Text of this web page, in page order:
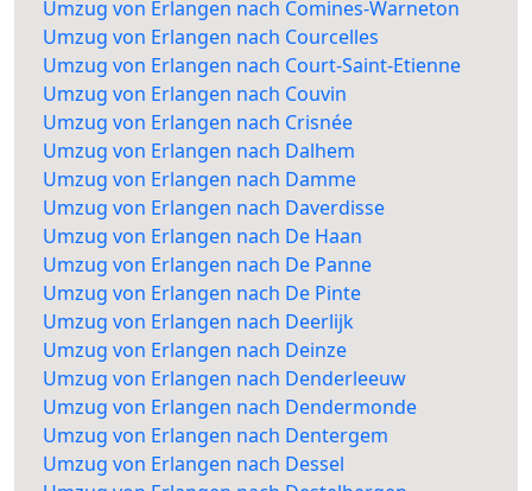
Umzug von Erlangen nach Comines-Warneton
Umzug von Erlangen nach Courcelles
Umzug von Erlangen nach Court-Saint-Etienne
Umzug von Erlangen nach Couvin
Umzug von Erlangen nach Crisnée
Umzug von Erlangen nach Dalhem
Umzug von Erlangen nach Damme
Umzug von Erlangen nach Daverdisse
Umzug von Erlangen nach De Haan
Umzug von Erlangen nach De Panne
Umzug von Erlangen nach De Pinte
Umzug von Erlangen nach Deerlijk
Umzug von Erlangen nach Deinze
Umzug von Erlangen nach Denderleeuw
Umzug von Erlangen nach Dendermonde
Umzug von Erlangen nach Dentergem
Umzug von Erlangen nach Dessel